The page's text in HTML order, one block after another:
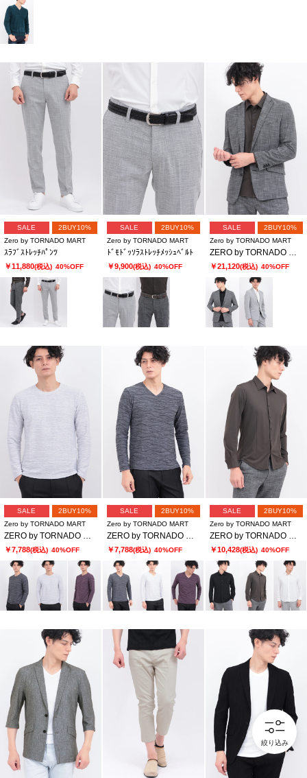
SALE
2BUY10%
Zero by TORNADO MART
ｽﾗﾌﾞｽﾄﾚｯﾁﾊﾟﾝﾂ
￥11,880(税込) 40%OFF
SALE
2BUY10%
Zero by TORNADO MART
ﾄﾞﾓﾄﾞｯｿﾗｽﾄﾚｯﾁﾒｯｼｭﾍﾞﾙﾄ
￥9,900(税込) 40%OFF
SALE
2BUY10%
Zero by TORNADO MART
￥21,120(税込) 40%OFF
SALE
2BUY10%
Zero by TORNADO MART
￥7,788(税込) 40%OFF
SALE
2BUY10%
Zero by TORNADO MART
￥7,788(税込) 40%OFF
SALE
2BUY10%
Zero by TORNADO MART
￥10,428(税込) 40%OFF
絞り込み